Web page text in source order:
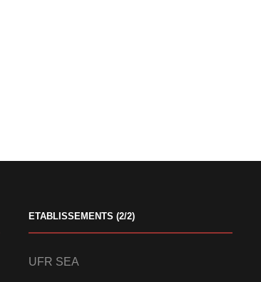
ETABLISSEMENTS (2/2)
UFR SEA